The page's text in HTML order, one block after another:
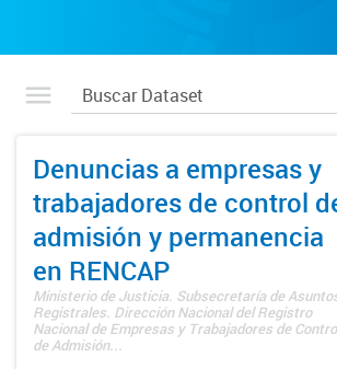
Denuncias a empresas y
trabajadores de control
admisión y permanencia
en RENCAP
Ministerio de Justicia. Subsecretaría de
Registrales. Dirección Nacional del Registro
Nacional de Empresas y Trabajadores de
de Admisión...